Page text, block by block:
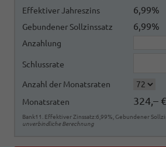
Effektiver Jahreszins 6,99%
Gebundener Sollzinssatz 6,99%
Anzahlung
Schlussrate
Anzahl der Monatsraten
Monatsraten
324,– €
Bank11. Effektiver Zinssatz:6,99%, Gebundener
unverbindliche Berechnung